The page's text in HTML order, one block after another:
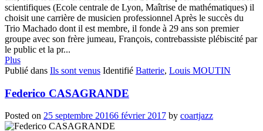
scientifiques (Ecole centrale de Lyon, Maîtrise de mathématiques) il
choisit une carrière de musicien professionnel Après le succès du
Trio Machado dont il est membre, il fonde à 29 ans son premier
groupe avec son frère jumeau, François, contrebassiste plébiscité par
le public et la pr...
Plus
Publié dans Ils sont venus Identifié Batterie, Louis MOUTIN
Federico CASAGRANDE
Posted on 25 septembre 20166 février 2017 by coartjazz